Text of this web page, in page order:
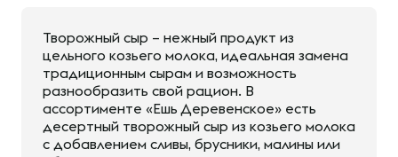
Творожный сыр – нежный продукт из
цельного козьего молока, идеальная замена
традиционным сырам и возможность
разнообразить свой рацион. В
ассортименте «Ешь Деревенское» есть
десертный творожный сыр из козьего молока
с добавлением сливы, брусники, малины или